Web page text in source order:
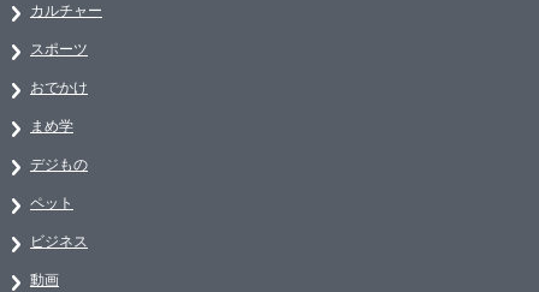
カルチャー
スポーツ
おでかけ
まめ学
デジもの
ペット
ビジネス
動画